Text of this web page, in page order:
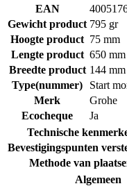
EAN
Gewicht product 795 gr
Hoogte product 75 mm
Lengte product 650 mm
Breedte product 144 mm
Type(nummer)
Start
Merk
Grohe
Ecocheque
Ja
Technische
Bevestigingspunten
Methode van
Algemeen